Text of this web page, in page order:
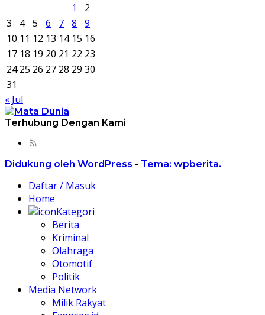
1
2
3
4 5 6 7 8
9
10 11 12 13 14 15 16
17 18 19 20 21 22 23
24 25 26 27 28 29 30
31
« Jul
Terhubung Dengan Kami
Didukung oleh WordPress - Tema: wpberita.
Daftar / Masuk
Home
Kategori
Berita
Kriminal
Olahraga
Otomotif
Politik
Media Network
Milik Rakyat